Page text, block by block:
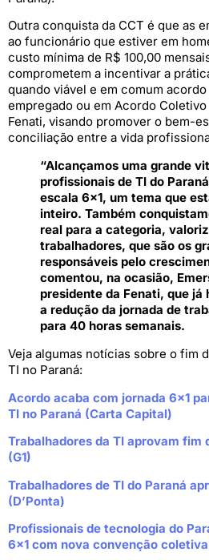
Outra conquista da CCT é que as
ao funcionário que estiver em
custo mínima de R$ 100,00
comprometem a incentivar a
quando viável e em comum
empregado ou em Acordo
Fenati, visando promover o bem-
conciliação entre a vida
“Alcançamos uma grande
profissionais de TI do
escala 6×1, um tema que
inteiro. Também
real para a categoria,
trabalhadores, que são os
responsáveis pelo
comentou, na ocasião,
presidente da Fenati, que já
a redução da jornada de
para 40 horas semanais.
Veja algumas notícias sobre o fim
TI no Paraná:
Acordo acaba com jornada 6×1
TI no Paraná (Carta Capital)
Trabalhadores da TI aprovam fim
(G1)
Trabalhadores de TI do Paraná
(D’Ponta)
Profissionais de tecnologia do
6×1 com nova convenção